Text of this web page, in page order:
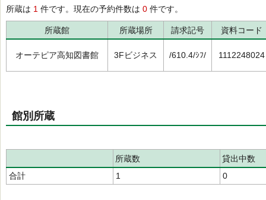
所蔵は 1 件です。現在の予約件数は 0 件です。
所蔵館 所蔵場所 請求記号 資料コード
オーテピア高知図書館 3Fビジネス /610.4/ｼﾌ/ 1112248024
館別所蔵
所蔵数
貸出中数
合計
1 0